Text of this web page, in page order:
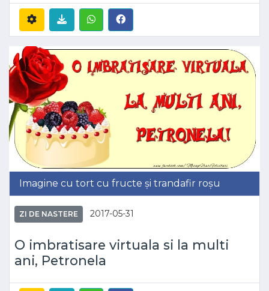
Imagine cu tort cu fructe și trandafir roșu
ZI DE NASTERE 2017-05-31
O imbratisare virtuala si la multi
ani, Petronela